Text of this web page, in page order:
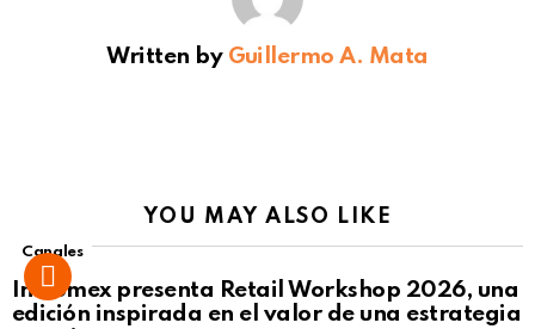
Written by Guillermo A. Mata
YOU MAY ALSO LIKE
Canales
Intcomex presenta Retail Workshop 2026, una
edición inspirada en el valor de una estrategia